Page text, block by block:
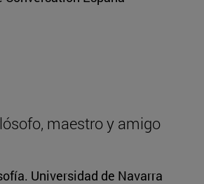
maestro y amigo
Universidad de Navarra